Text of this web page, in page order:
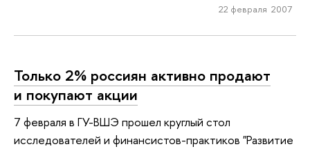
22 февраля 2007
Только 2% россиян активно продают
и покупают акции
7 февраля в ГУ-ВШЭ прошел круглый стол
исследователей и финансистов-практиков "Развитие